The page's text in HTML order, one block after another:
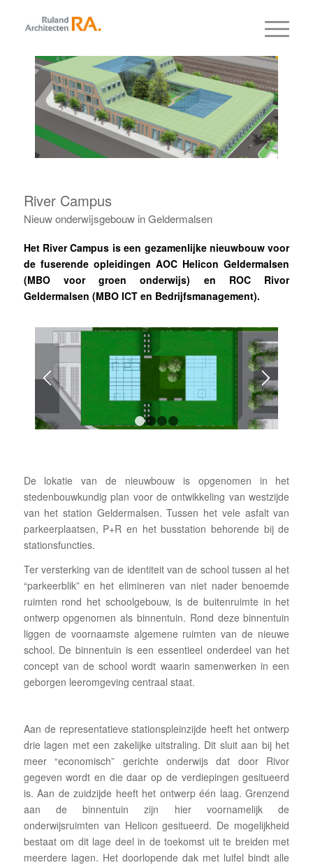
River Campus
Nieuw onderwijsgebouw in Geldermalsen
Het River Campus is een gezamenlijke nieuwbouw voor
de fuserende opleidingen AOC Helicon Geldermalsen
(MBO voor groen onderwijs) en ROC Rivor
Geldermalsen (MBO ICT en Bedrijfsmanagement).
1 2 3 4
De lokatie van de nieuwbouw is opgenomen in het
stedenbouwkundig plan voor de ontwikkeling van westzijde
van het station Geldermalsen. Tussen het vele asfalt van
parkeerplaatsen, P+R en het busstation behorende bij de
stationsfuncties.
Ter versterking van de identiteit van de school tussen al het
“parkeerblik” en het elimineren van niet nader benoemde
ruimten rond het schoolgebouw, is de buitenruimte in het
ontwerp opgenomen als binnentuin. Rond deze binnentuin
liggen de voornaamste algemene ruimten van de nieuwe
school. De binnentuin is een essentieel onderdeel van het
concept van de school wordt waarin samenwerken in een
geborgen leeromgeving centraal staat.
Aan de representatieve stationspleinzijde heeft het ontwerp
drie lagen met een zakelijke uitstraling. Dit sluit aan bij het
meer “economisch” gerichte onderwijs dat door Rivor
gegeven wordt en die daar op de verdiepingen gesitueerd
is. Aan de zuidzijde heeft het ontwerp één laag. Grenzend
aan de binnentuin zijn hier voornamelijk de
onderwijsruimten van Helicon gesitueerd. De mogelijkheid
bestaat om dit lage deel in de toekomst uit te breiden met
meerdere lagen. Het doorlopende dak met luifel bindt alle